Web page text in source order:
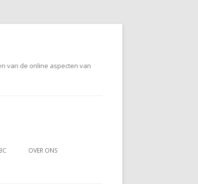
van de online aspecten van
OVER ONS